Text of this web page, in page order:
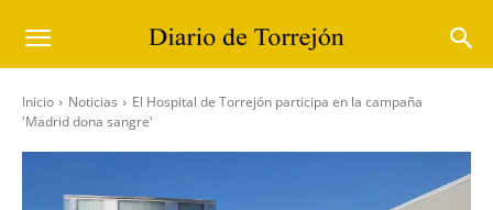
Inicio Noticias
El Hospital de Torrejón participa en la campaña
'Madrid dona sangre'